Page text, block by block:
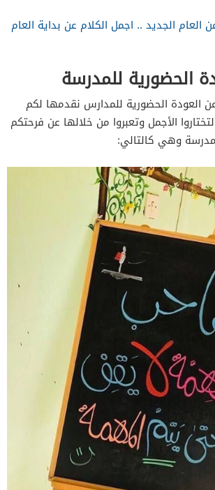
العام الجديد .. اجمل الكلام عن بداية العام
الحضورية للمدرسة
العودة الحضورية للمدارس نقدمها لكم
الأجمل وتعبروا من خلالها عن فرحتكم
وهي كالتالي: